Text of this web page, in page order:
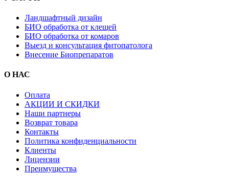
Ландшафтный дизайн
БИО обработка от клещей
БИО обработка от комаров
Выезд и консультация фитопатолога
Внесение Биопрепаратов
О НАС
Оплата
АКЦИИ И СКИДКИ
Наши партнеры
Возврат товара
Контакты
Политика конфиденциальности
Клиенты
Лицензии
Преимущества